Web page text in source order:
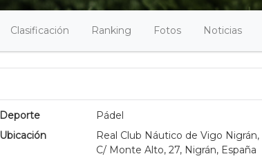
Clasificación Ranking Fotos Noticias
Deporte
Pádel
Ubicación
Real Club Náutico de Vigo Nigrán,
C/ Monte Alto, 27, Nigrán, España